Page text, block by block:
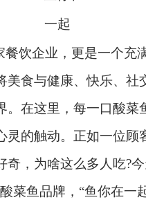
餐饮企业，更是一个充
美食与健康、快乐、社
。在这里，每一口酸菜
灵的触动。正如一位顾
奇，为啥这么多人吃?
菜鱼品牌，“鱼你在一